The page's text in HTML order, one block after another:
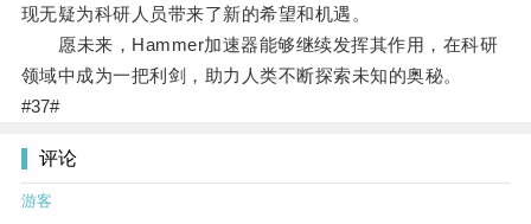
现无疑为科研人员带来了新的希望和机遇。
愿未来，Hammer加速器能够继续发挥其作用，在科研
领域中成为一把利剑，助力人类不断探索未知的奥秘。
#37#
评论
游客